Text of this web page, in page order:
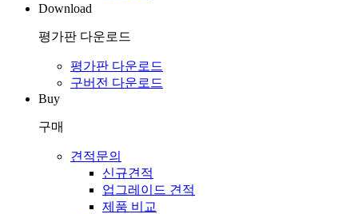
Download
평가판 다운로드
평가판 다운로드
구버전 다운로드
Buy
구매
견적문의
신규견적
업그레이드 견적
제품 비교